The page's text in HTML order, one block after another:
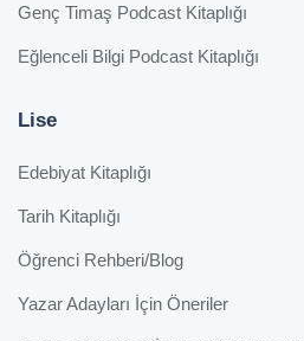
Genç Timaş Podcast Kitaplığı
Eğlenceli Bilgi Podcast Kitaplığı
Lise
Edebiyat Kitaplığı
Tarih Kitaplığı
Öğrenci Rehberi/Blog
Yazar Adayları İçin Öneriler